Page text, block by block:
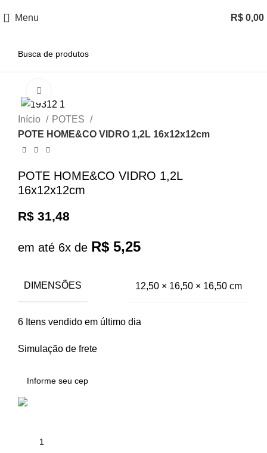
Menu R$ 0,00
Início
POTES
POTE HOME&CO VIDRO 1,2L 16x12x12cm
POTE HOME&CO VIDRO 1,2L
16x12x12cm
R$ 31,48
em até 6x de R$ 5,25
DIMENSÕES 12,50 × 16,50 × 16,50 cm
6 Itens vendido em último dia
Simulação de frete